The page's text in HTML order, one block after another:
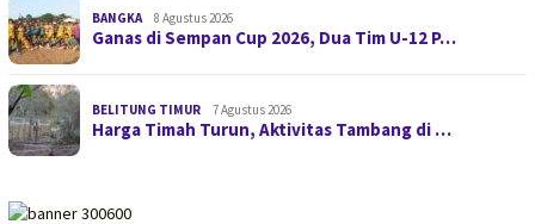
BANGKA 8 Agustus 2026
Ganas di Sempan Cup 2026, Dua Tim U-12 P…
BELITUNG TIMUR 7 Agustus 2026
Harga Timah Turun, Aktivitas Tambang di …